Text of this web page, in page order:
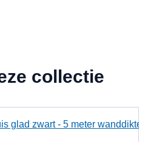
collectie